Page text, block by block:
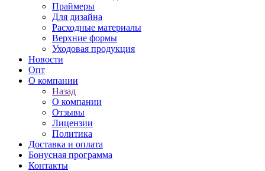
Праймеры
Для дизайна
Расходные материалы
Верхние формы
Уходовая продукция
Новости
Опт
О компании
Назад
О компании
Отзывы
Лицензии
Политика
Доставка и оплата
Бонусная программа
Контакты